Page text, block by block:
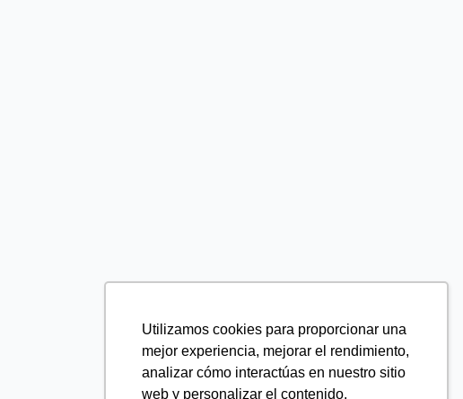
Utilizamos cookies para proporcionar una
mejor experiencia, mejorar el rendimiento,
analizar cómo interactúas en nuestro sitio
web y personalizar el contenido.